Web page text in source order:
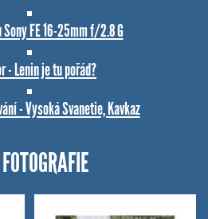
FE 16-25mm f/2.8 G
- Lenin je tu pořád?
- Vysoká Svanetie, Kavkaz